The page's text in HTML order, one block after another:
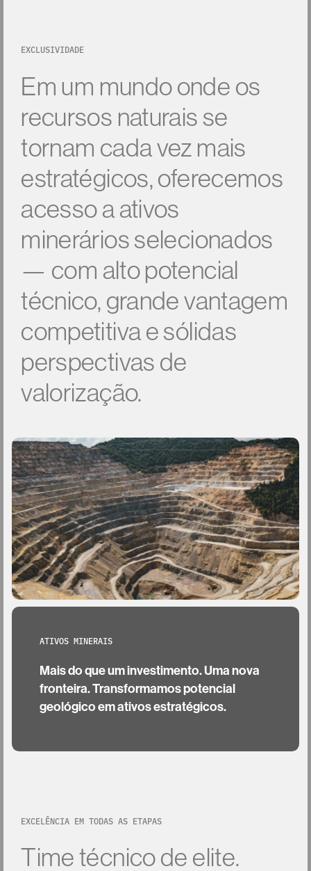
EXCLUSIVIDADE
Em um mundoonde os
recursos naturais se
tornam cadavez mais
estratégicos,oferecemos
acessoaativos
mineráriosselecionados
— com altopotencial
técnico, grandevantagem
competitivaesólidas
perspectivas de
valorização.
ATIVOS MINERAIS
Mais do que um investimento. Uma nova
fronteira. Transformamos potencial
geológico em ativos estratégicos.
EXCELÊNCIA EM TODAS AS ETAPAS
Timetécnicode elite.